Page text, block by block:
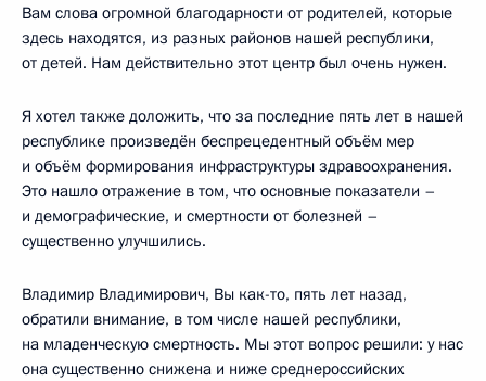
Вам слова огромной благодарности от родителей, которые
здесь находятся, из разных районов нашей республики,
от детей. Нам действительно этот центр был очень нужен.
Я хотел также доложить, что за последние пять лет в нашей
республике произведён беспрецедентный объём мер
и объём формирования инфраструктуры здравоохранения.
Это нашло отражение в том, что основные показатели –
и демографические, и смертности от болезней –
существенно улучшились.
Владимир Владимирович, Вы как-то, пять лет назад,
обратили внимание, в том числе нашей республики,
на младенческую смертность. Мы этот вопрос решили: у нас
она существенно снижена и ниже среднероссийских